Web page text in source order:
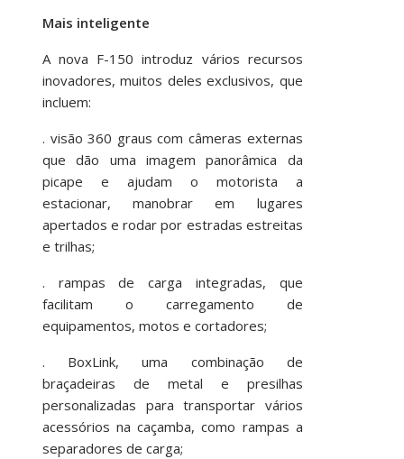
Mais inteligente
A nova F-150 introduz vários recursos
inovadores, muitos deles exclusivos, que
incluem:
. visão 360 graus com câmeras externas
que dão uma imagem panorâmica da
picape e ajudam o motorista a
estacionar, manobrar em lugares
apertados e rodar por estradas estreitas
e trilhas;
. rampas de carga integradas, que
facilitam o carregamento de
equipamentos, motos e cortadores;
. BoxLink, uma combinação de
braçadeiras de metal e presilhas
personalizadas para transportar vários
acessórios na caçamba, como rampas a
separadores de carga;